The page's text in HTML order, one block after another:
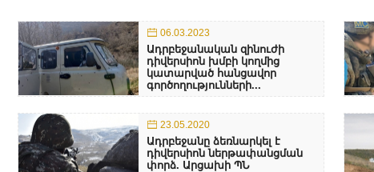
06.03.2023
Ադրբեջանական զինուժի
դիվերսիոն խմբի կողմից
կատարված հանցավոր
գործողությունների...
23.05.2020
Ադրբեջանը ձեռնարկել է
դիվերսիոն ներթափանցման
փորձ. Արցախի ՊՆ